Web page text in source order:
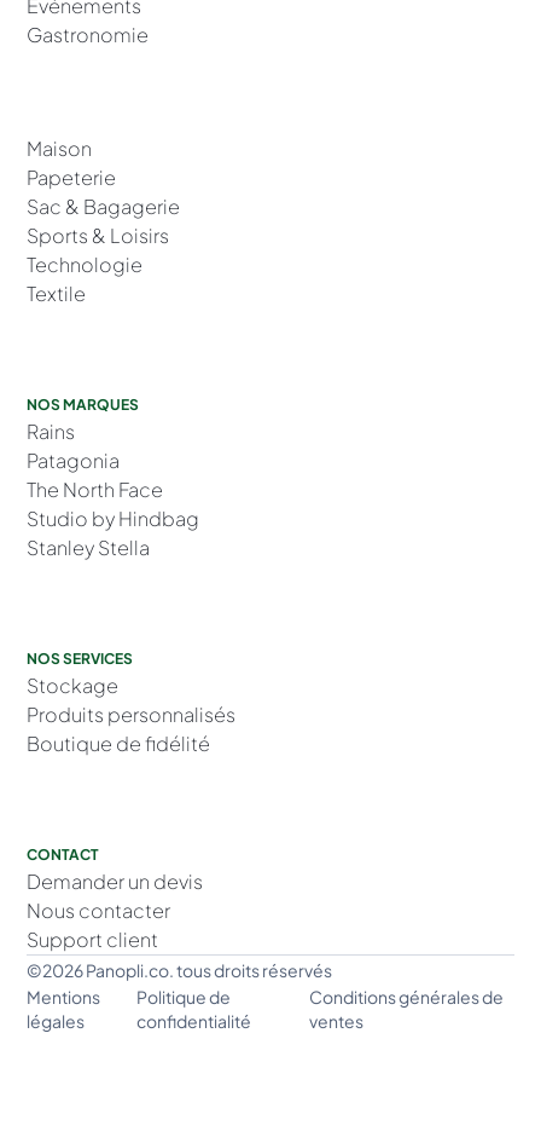
Événements
Gastronomie
Maison
Papeterie
Sac & Bagagerie
Sports & Loisirs
Technologie
Textile
NOS MARQUES
Rains
Patagonia
The North Face
Studio by Hindbag
Stanley Stella
NOS SERVICES
Stockage
Produits personnalisés
Boutique de fidélité
CONTACT
Demander un devis
Nous contacter
Support client
©2026 Panopli.co. tous droits réservés
Mentions
légales
Politique de
confidentialité
Conditions générales de
ventes